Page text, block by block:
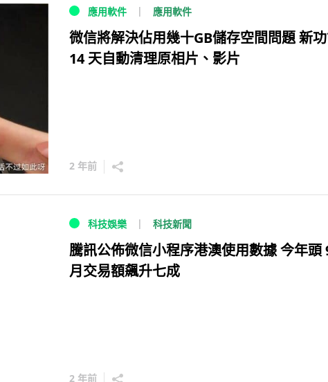
應用軟件 應用軟件
微信將解決佔用幾十GB儲存空間問題 新
14 天自動清理原相片、影片
2 年前
科技娛樂 科技新聞
騰訊公佈微信小程序港澳使用數據 今年頭
月交易額飆升七成
2 年前